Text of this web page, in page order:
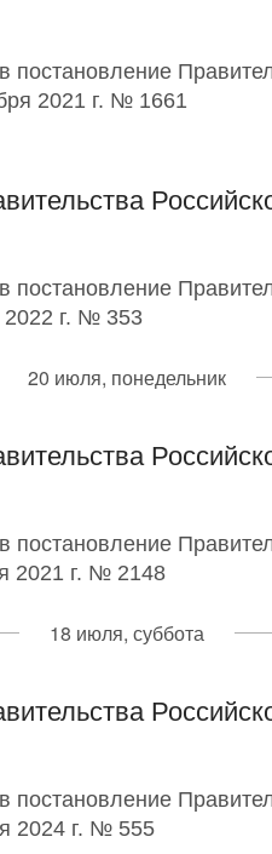
постановление
2021 г. № 1661
постановление
2022 г. № 353
20 июля, понедельник
постановление
2021 г. № 2148
18 июля, суббота
постановление
2024 г. № 555